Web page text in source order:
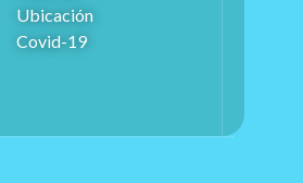
Ubicación
Covid-19